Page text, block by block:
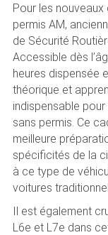
Pour les
permis AM,
de Sécurité
Accessible dès
heures dispensée
théorique et
indispensable pour
sans permis. Ce
meilleure
spécificités de la
à ce type de
voitures
Il est également
L6e et L7e dans